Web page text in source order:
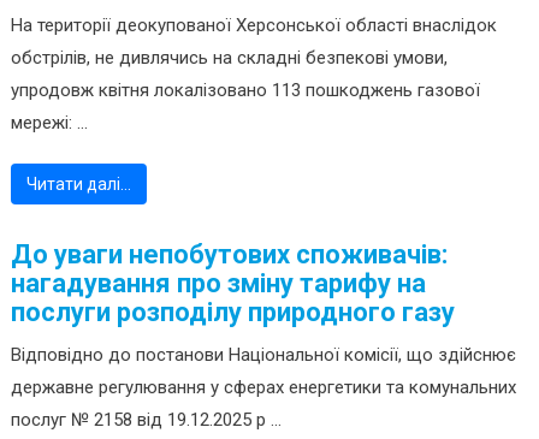
На території деокупованої Херсонської області внаслідок
обстрілів, не дивлячись на складні безпекові умови,
упродовж квітня локалізовано 113 пошкоджень газової
мережі: ...
Читати далі…
До уваги непобутових споживачів:
нагадування про зміну тарифу на
послуги розподілу природного газу
Відповідно до постанови Національної комісії, що здійснює
державне регулювання у сферах енергетики та комунальних
послуг № 2158 від 19.12.2025 р ...